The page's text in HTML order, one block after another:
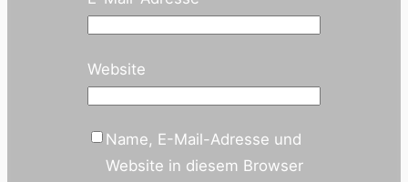
Website
Name, E-Mail-Adresse und
Website in diesem Browser